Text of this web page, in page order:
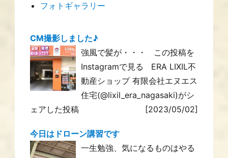
フォトギャラリー
CM撮影しました♪
強風で髪が・・・ この投稿を
Instagramで見る ERA LIXIL不
動産ショップ 有限会社エヌエス
住宅(@lixil_era_nagasaki)がシ
ェアした投稿
[2023/05/02]
今日はドローン講習です
一生勉強、気になるものはやる